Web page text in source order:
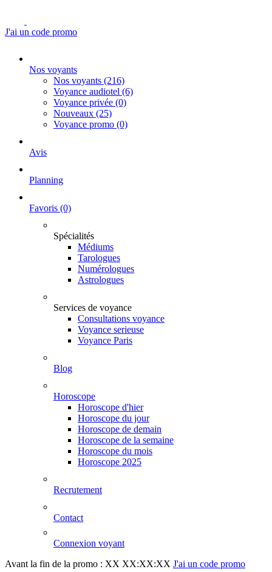
J'ai un code promo
Nos voyants
Nos voyants (216)
Voyance audiotel (6)
Voyance privée (0)
Nouveaux (25)
Voyance promo (0)
Avis
Planning
Favoris (0)
Spécialités
Médiums
Tarologues
Numérologues
Astrologues
Services de voyance
Consultations voyance
Voyance serieuse
Voyance Paris
Blog
Horoscope
Horoscope d'hier
Horoscope du jour
Horoscope de demain
Horoscope de la semaine
Horoscope du mois
Horoscope 2025
Recrutement
Contact
Connexion voyant
Avant la fin de la promo : XX XX:XX:XX J'ai un code promo